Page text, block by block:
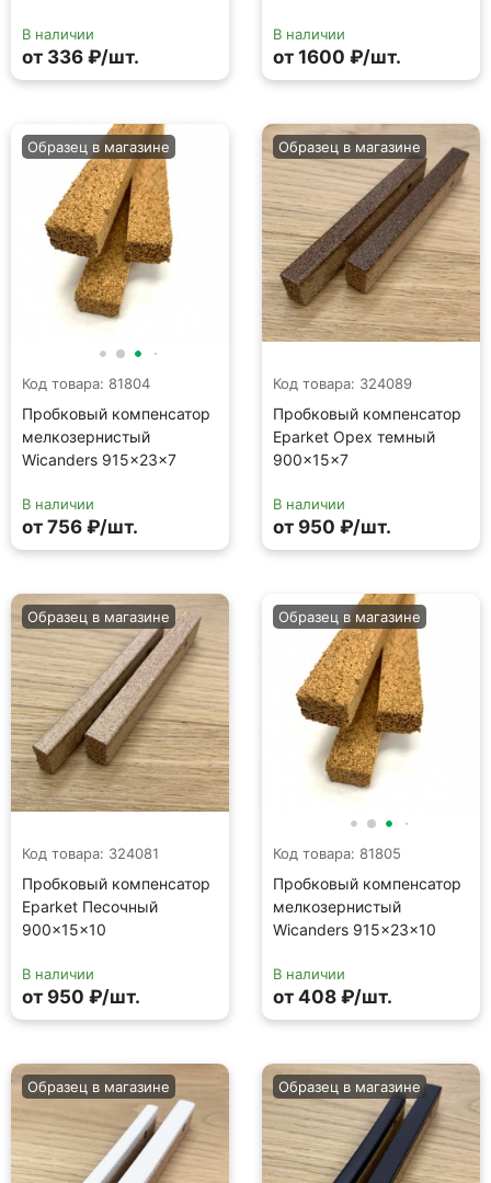
В наличии
от 336 ₽/шт.
В наличии
от 1600 ₽/шт.
Код товара: 81804
Пробковый компенсатор
мелкозернистый
Wicanders 915×23×7
Образец в магазине
В наличии
от 756 ₽/шт.
Код товара: 324089
Пробковый компенсатор
Eparket Орех темный
900×15×7
Образец в магазине
В наличии
от 950 ₽/шт.
Код товара: 324081
Пробковый компенсатор
Eparket Песочный
900×15×10
Образец в магазине
В наличии
от 950 ₽/шт.
Код товара: 81805
Пробковый компенсатор
мелкозернистый
Wicanders 915×23×10
Образец в магазине
В наличии
от 408 ₽/шт.
Образец в магазине Образец в магазине